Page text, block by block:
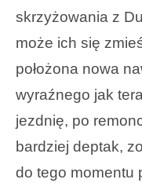
skrzyżowania z
może ich się
położona nowa
wyraźnego jak
jezdnię, po
bardziej deptak,
do tego momentu